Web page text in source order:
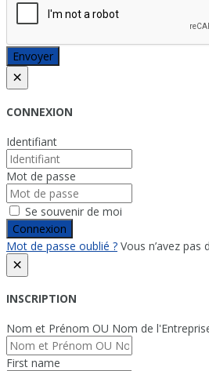
Envoyer
×
CONNEXION
Identifiant
Mot de passe
Se souvenir de moi
Connexion
Mot de passe oublié ? Vous n’avez pas
×
INSCRIPTION
Nom et Prénom OU Nom de
First name